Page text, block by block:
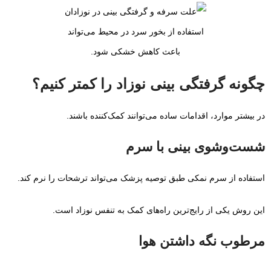
استفاده از بخور سرد در محیط می‌تواند
باعث کاهش خشکی شود.
چگونه گرفتگی بینی نوزاد را کمتر کنیم؟
در بیشتر موارد، اقدامات ساده می‌توانند کمک‌کننده باشند.
شست‌وشوی بینی با سرم
استفاده از سرم نمکی طبق توصیه پزشک می‌تواند ترشحات را نرم کند.
این روش یکی از رایج‌ترین راه‌های کمک به تنفس نوزاد است.
مرطوب نگه داشتن هوا